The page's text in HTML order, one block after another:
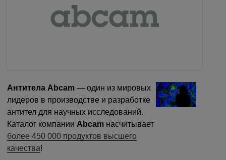
О компании
Новости
Антитела Abcam — один из мировых
лидеров в производстве и разработке
антител для научных исследований.
Каталог компании Abcam насчитывает
более 450 000 продуктов высшего
качества!